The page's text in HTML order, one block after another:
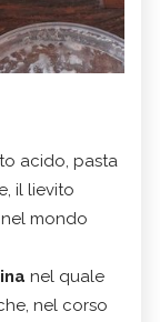
acido, pasta
il lievito
mondo
nel quale
nel corso